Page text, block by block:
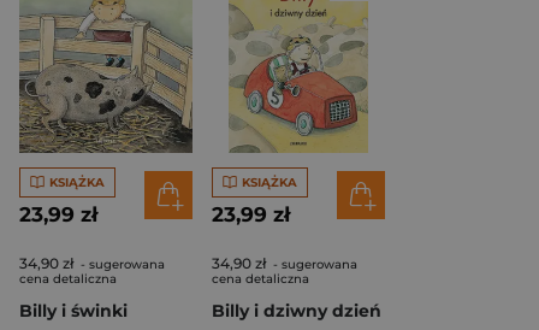
KSIĄŻKA
23,99 zł
34,90 zł - sugerowana
cena detaliczna
Billy i świnki
KSIĄŻKA
23,99 zł
34,90 zł - sugerowana
cena detaliczna
Billy i dziwny dzień